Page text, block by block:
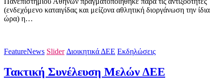
(ενδεχόμενο καταιγίδας και μείζονα αθλητική διοργάνωση την ίδια
ώρα) η…
FeatureNews Slider Διοικητικά ΔΕΕ Εκδηλώσεις
Τακτική Συνέλευση Μελών ΔΕΕ